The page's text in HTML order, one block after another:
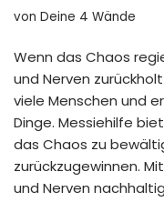
von Deine 4 Wände
Wenn das Chaos
und Nerven
viele Menschen und
Dinge. Messiehilfe
das Chaos zu
zurückzugewinnen.
und Nerven